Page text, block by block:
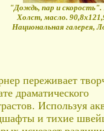
"Дождь, пар и скорость".
Холст, масло.
Национальная галерея,
переживает
драматического
Используя
и тихие